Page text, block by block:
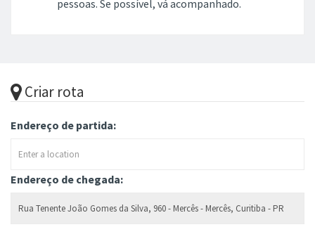
Endereço de partida: